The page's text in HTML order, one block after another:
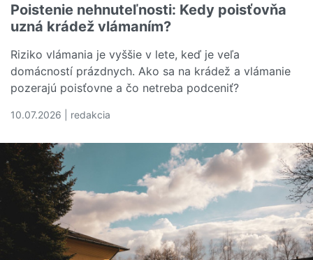
Poistenie nehnuteľnosti: Kedy poisťovňa
uzná krádež vlámaním?
Riziko vlámania je vyššie v lete, keď je veľa
domácností prázdnych. Ako sa na krádež a vlámanie
pozerajú poisťovne a čo netreba podceniť?
10.07.2026 | redakcia